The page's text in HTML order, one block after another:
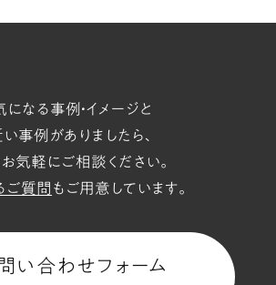
へ
になる事例・イメージと
事例がありましたら、
気軽にご相談ください。
ご質問 もご用意しています。
い合わせフォーム